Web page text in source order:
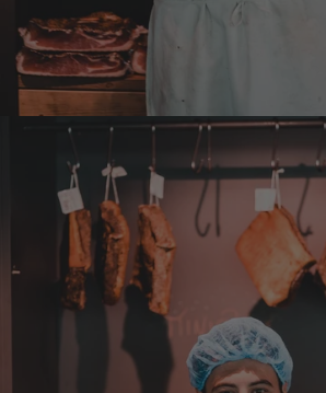
Elfi
Verifizierter Kunde
Wünsche zu erfüllen !! Vielen
Anonym
Verifizierter Kunde
Bisher alles lecker und gut.